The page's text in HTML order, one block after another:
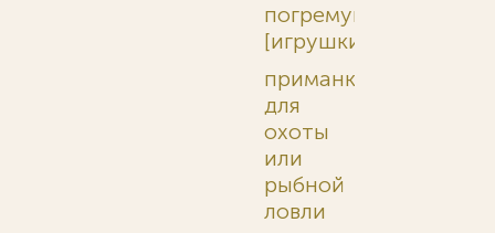
погремушки
[игрушки]
приманки
для
охоты
или
рыбной
ловли